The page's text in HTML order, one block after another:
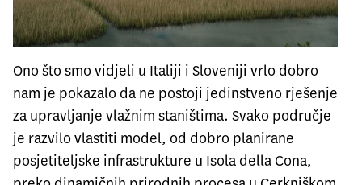
Ono što smo vidjeli u Italiji i Sloveniji vrlo dobro
nam je pokazalo da ne postoji jedinstveno rješenje
za upravljanje vlažnim staništima. Svako područje
je razvilo vlastiti model, od dobro planirane
posjetiteljske infrastrukture u Isola della Cona,